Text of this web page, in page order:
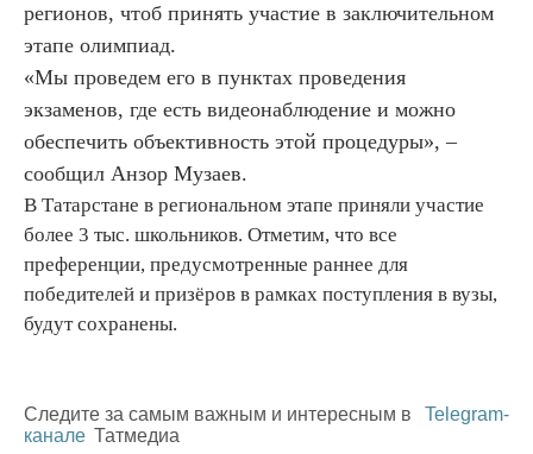
регионов, чтоб принять участие в заключительном
этапе олимпиад.
«Мы проведем его в пунктах проведения
экзаменов, где есть видеонаблюдение и можно
обеспечить объективность этой процедуры», –
сообщил Анзор Музаев.
В Татарстане в региональном этапе приняли участие
более 3 тыс. школьников. Отметим, что все
преференции, предусмотренные раннее для
победителей и призёров в рамках поступления в вузы,
будут сохранены.
Следите за самым важным и интересным в
Telegram-
канале Татмедиа